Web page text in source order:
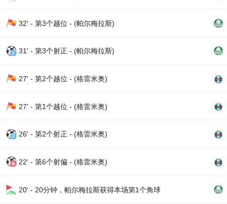
32' - 第3个越位 - (帕尔梅拉斯)
31' - 第3个射正 - (帕尔梅拉斯)
27' - 第2个越位 - (格雷米奥)
27' - 第1个越位 - (格雷米奥)
26' - 第2个射正 - (格雷米奥)
22' - 第6个射偏 - (格雷米奥)
20' - 20分钟，帕尔梅拉斯获得本场第1个角球